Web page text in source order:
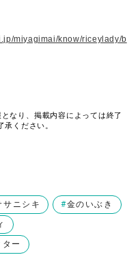
miyagimai/know/riceylady/b
なり、掲載内容によっては終了
承ください。
サニシキ 金のいぶき
ー